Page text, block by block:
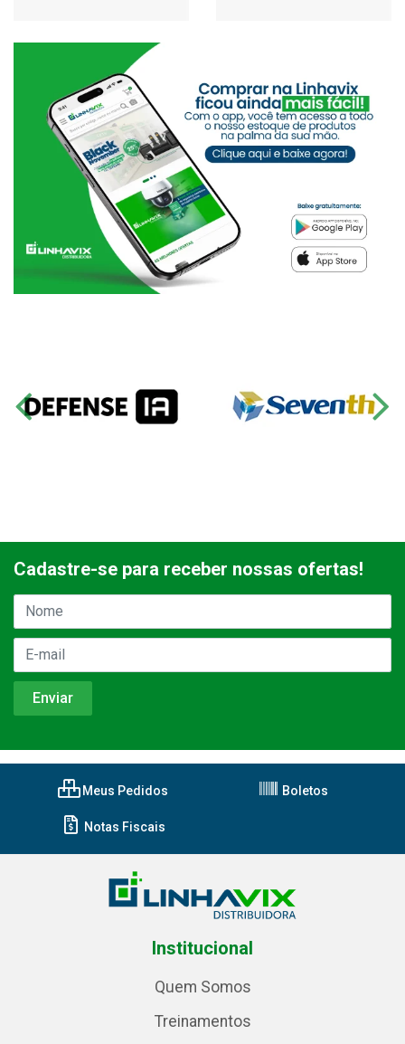
Cadastre-se para receber nossas ofertas!
Meus Pedidos Boletos
Notas Fiscais
Institucional
Quem Somos
Treinamentos